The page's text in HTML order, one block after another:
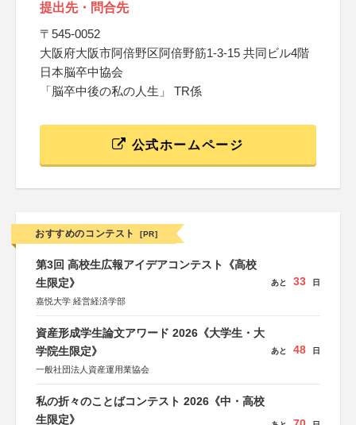
提出先・問合先
〒545-0052
大阪府大阪市阿倍野区阿倍野筋1-3-15 共同ビル4階
日本脳卒中協会
「脳卒中後の私の人生」 TR係
公式ホームページ
おすすめのコンテスト [PR]
第3回 高校生広報アイデアコンテスト《高校
生限定》
嘉悦大学 経営経済学部
あと 33 日
資産形成学生論文アワード 2026《大学生・大
学院生限定》
一般社団法人資産運用業協会
あと 48 日
私の折々のことばコンテスト 2026《中・高校
生限定》